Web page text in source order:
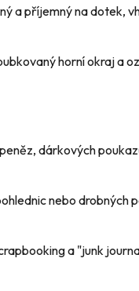
a příjemný na dotek,
horní okraj a
dárkových
nebo drobných
a "junk